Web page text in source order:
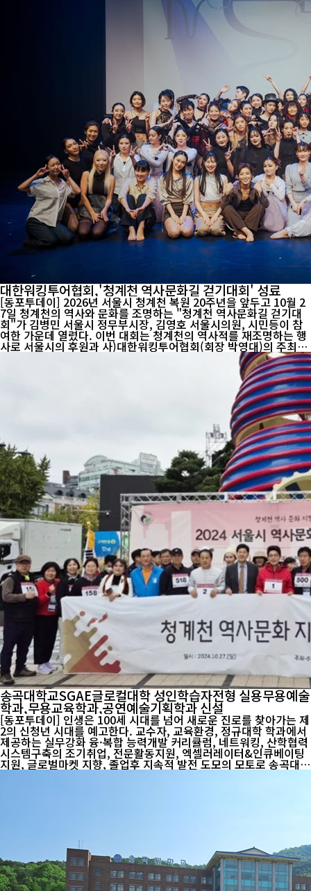
통할 수 있는 무대였으며 학술발표와 공연까지 ...
대한워킹투어협회,'청계천 역사문화길 걷기대회' 성료
[동포투데이] 2026년 서울시 청계천 복원 20주년을 앞두고 10월 2
7일 청계천의 역사와 문화를 조명하는 "청계천 역사문화길 걷기대
회"가 김병민 서울시 정무부시장, 김영호 서울시의원, 시민등이 참
여한 가운데 열렸다. 이번 대회는 청계천의 역사적를 재조명하는 행
사로 서울시의 후원과 사)대한워킹투어협회(회장 박영대)의 주최로
진행되었다, 이날 행사는 청계광장에서 개회식과 함께 시민들이 청
계천의 역사와 문화를 보존하고 홍보하고자 자발적으로 참여하여 결
성한 “청계천 역사문화 지킴이” 인증식으로 시작되었으며, 참가자
들은 안내 역사 해설가의 인솔하에 청계천의 22개 다리를 지나고 판
(힙합댄스, 김시연(밴드한편), 가수 진아 성악가 박예린, 진도북춤
두은숙교수, 가수 하광룡, 박지윤 패션쇼, 하모니카 연주단과 코미디
언 엄용...
송곡대학교SGAE글로컬대학 성인학습자전형 실용무용예술
학과,무용교육학과,공연예술기획학과 신설
[동포투데이] 인생은 100세 시대를 넘어 새로운 진로를 찾아가는 제
2의 신청년 시대를 예고한다. 교수자, 교육환경, 정규대학 학과에서
제공하는 실무강화 융·복합 능력개발 커리큘럼, 네트워킹, 산학협력
시스템구축의 조기취업, 전문활동지원, 엑셀러레이터&인큐베이팅
지원, 글로벌마켓 지향, 졸업후 지속적 발전 도모의 모토로 송곡대학
교 SGAE글로컬대학 예체능계열의 실용무용예술학과, 무용교육학
예체능계열 3개 학과는 성인학습자전담 학위과정 운영과 순수외국
인전담 학위과정을 ...